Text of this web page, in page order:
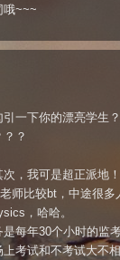
哦~~~
一下你的漂亮学生
？
，我可是超正派地
师比较bt，中途很
，哈哈。
每年30个小时的监
考试和不考试大不